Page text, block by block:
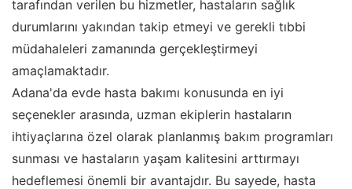
tarafından verilen bu hizmetler, hastaların sağlık
durumlarını yakından takip etmeyi ve gerekli tıbbi
müdahaleleri zamanında gerçekleştirmeyi
amaçlamaktadır.
Adana'da evde hasta bakımı konusunda en iyi
seçenekler arasında, uzman ekiplerin hastaların
ihtiyaçlarına özel olarak planlanmış bakım programları
sunması ve hastaların yaşam kalitesini arttırmayı
hedeflemesi önemli bir avantajdır. Bu sayede, hasta